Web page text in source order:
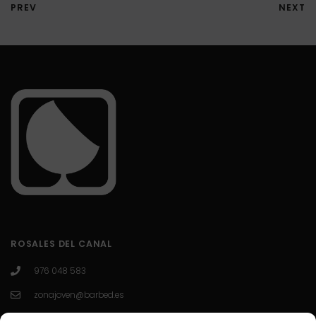
PREV NEXT
ROSALES DEL CANAL
976 048 583
zonajoven@barbed.es